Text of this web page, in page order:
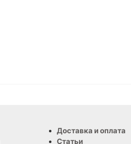
Доставка и оплата
Статьи